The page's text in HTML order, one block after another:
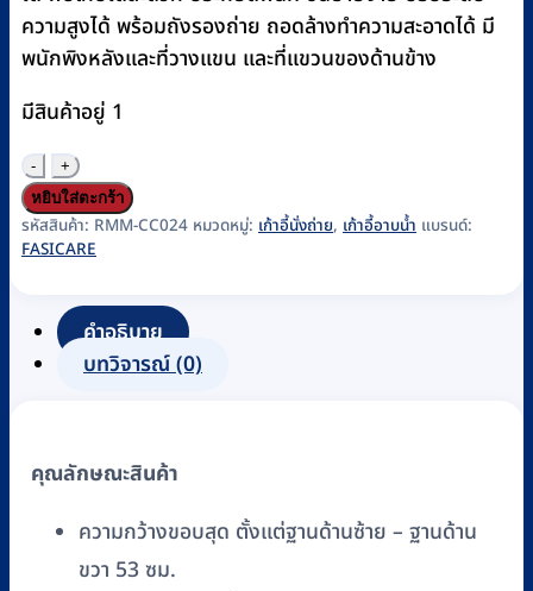
ความสูงได้ พร้อมถังรองถ่าย ถอดล้างทำความสะอาดได้ มี
พนักพิงหลังและที่วางแขน และที่แขวนของด้านข้าง
มีสินค้าอยู่ 1
จำนวน
เก้าอี้
นั่ง
ถ่าย
ถัง
รอง
ได้
FASICARE
หยิบใส่ตะกร้า
รหัสสินค้า: RMM-CC024 หมวดหมู่: เก้าอี้นั่งถ่าย, เก้าอี้อาบน้ำ แบรนด์:
FASICARE
คำอธิบาย
บทวิจารณ์ (0)
คุณลักษณะสินค้า
ความกว้างขอบสุด ตั้งแต่ฐานด้านซ้าย – ฐานด้าน
ขวา 53 ซม.